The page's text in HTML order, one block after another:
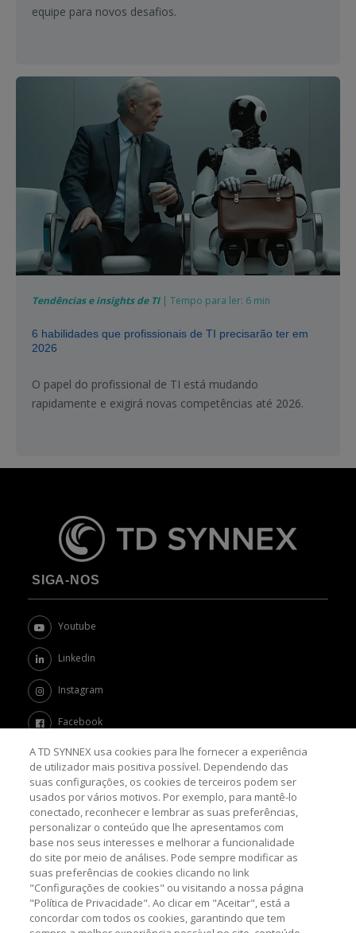
equipe para novos desafios.
Tendências e insights de TI| Tempo para ler: 6 min
6 habilidades que profissionais de TI precisarão ter em
2026
O papel do profissional de TI está mudando
rapidamente e exigirá novas competências até 2026.
SIGA-NOS
Youtube
Linkedin
Instagram
Facebook
Twitter
Channel Academy
SOBRE O BLOG
Nosso objetivo é levar até você as principais informações e
tendências sobre o mercado de TI, com a missão de mantê-lo
atualizado sobre as últimas novidades do universo da tecnologia.
A TD SYNNEX usa cookies para lhe fornecer a experiência
de utilizador mais positiva possível. Dependendo das
suas configurações, os cookies de terceiros podem ser
usados por vários motivos. Por exemplo, para mantê-lo
conectado, reconhecer e lembrar as suas preferências,
personalizar o conteúdo que lhe apresentamos com
base nos seus interesses e melhorar a funcionalidade
do site por meio de análises. Pode sempre modificar as
suas preferências de cookies clicando no link
"Configurações de cookies" ou visitando a nossa página
"Política de Privacidade". Ao clicar em "Aceitar", está a
concordar com todos os cookies, garantindo que tem